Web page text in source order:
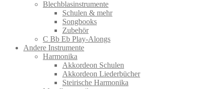
Blechblasinstrumente
Schulen & mehr
Songbooks
Zubehör
C Bb Eb Play-Alongs
Andere Instrumente
Harmonika
Akkordeon Schulen
Akkordeon Liederbücher
Steirische Harmonika